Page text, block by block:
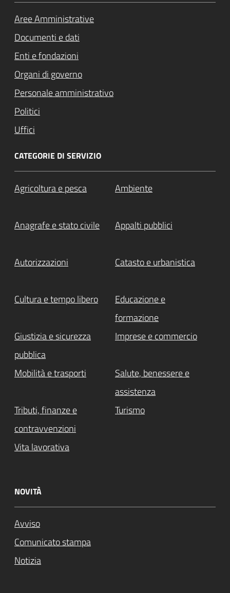
Aree Amministrative
Documenti e dati
Enti e fondazioni
Organi di governo
Personale amministrativo
Politici
Uffici
CATEGORIE DI SERVIZIO
Agricoltura e pesca Ambiente
Anagrafe e stato civile Appalti pubblici
Autorizzazioni Catasto e urbanistica
Cultura e tempo libero
Educazione e
formazione
Giustizia e sicurezza
pubblica
Imprese e commercio
Mobilità e trasporti
Salute, benessere e
assistenza
Tributi, finanze e
contravvenzioni
Turismo
Vita lavorativa
NOVITÀ
Avviso
Comunicato stampa
Notizia